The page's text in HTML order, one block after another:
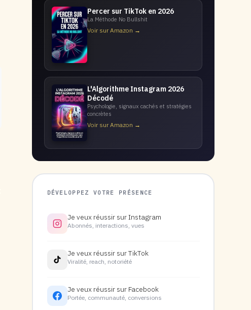
Percer sur TikTok en 2026
La Méthode No Bullshit
Voir sur Amazon →
L'Algorithme Instagram 2026
Décodé
Psychologie, signaux cachés et stratégies
concrètes
Voir sur Amazon →
DÉVELOPPEZ VOTRE PRÉSENCE
Je veux réussir sur Instagram
Abonnés, interactions, vues
Je veux réussir sur TikTok
Viralité, reach, notoriété
Je veux réussir sur Facebook
Portée, communauté, conversions